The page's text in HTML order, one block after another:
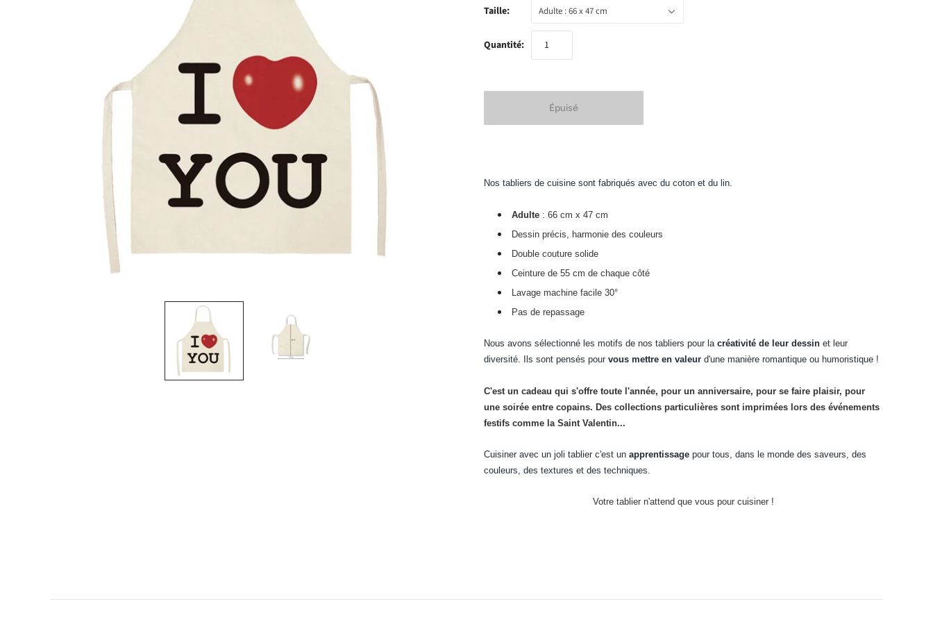
Taille: Adulte : 66 x 47 cm
Quantité:
Nos tabliers de cuisine sont fabriqués avec du coton et du lin.
Adulte : 66 cm x 47 cm
Dessin précis, harmonie des couleurs
Double couture solide
Ceinture de 55 cm de chaque côté
Lavage machine facile 30°
Pas de repassage
Nous avons sélectionné les motifs de nos tabliers pour la créativité de leur dessin et leur
diversité. Ils sont pensés pour vous mettre en valeur d'une manière romantique ou humoristique !
C'est un cadeau qui s'offre toute l'année, pour un anniversaire, pour se faire plaisir, pour
une soirée entre copains. Des collections particulières sont imprimées lors des événements
festifs comme la Saint Valentin...
Cuisiner avec un joli tablier c'est un apprentissage pour tous, dans le monde des saveurs, des
couleurs, des textures et des techniques.
Votre tablier n'attend que vous pour cuisiner !